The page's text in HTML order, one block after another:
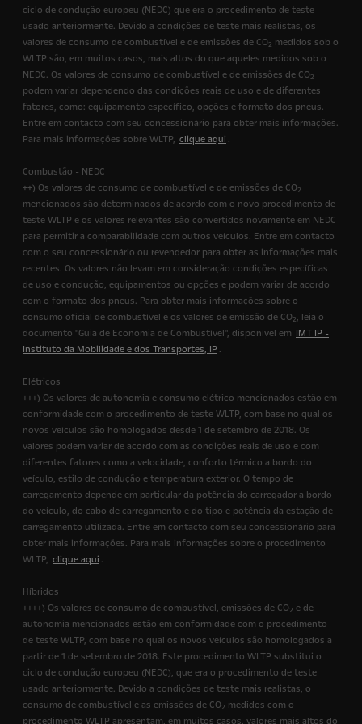
ciclo de condução europeu (NEDC) que era o procedimento de teste
usado anteriormente. Devido a condições de teste mais realistas, os
valores de consumo de combustível e de emissões de CO2 medidos sob o
WLTP são, em muitos casos, mais altos do que aqueles medidos sob o
NEDC. Os valores de consumo de combustível e de emissões de CO2
podem variar dependendo das condições reais de uso e de diferentes
fatores, como: equipamento específico, opções e formato dos pneus.
Entre em contacto com seu concessionário para obter mais informações.
Para mais informações sobre WLTP, clique aqui .
Combustão - NEDC
++) Os valores de consumo de combustível e de emissões de CO2
mencionados são determinados de acordo com o novo procedimento de
teste WLTP e os valores relevantes são convertidos novamente em NEDC
para permitir a comparabilidade com outros veículos. Entre em contacto
com o seu concessionário ou revendedor para obter as informações mais
recentes. Os valores não levam em consideração condições específicas
de uso e condução, equipamentos ou opções e podem variar de acordo
com o formato dos pneus. Para obter mais informações sobre o
consumo oficial de combustível e os valores de emissão de CO2, leia o
documento "Guia de Economia de Combustível", disponível em IMT IP -
Instituto da Mobilidade e dos Transportes, IP .
Elétricos
+++) Os valores de autonomia e consumo elétrico mencionados estão em
conformidade com o procedimento de teste WLTP, com base no qual os
novos veículos são homologados desde 1 de setembro de 2018. Os
valores podem variar de acordo com as condições reais de uso e com
diferentes fatores como a velocidade, conforto térmico a bordo do
veículo, estilo de condução e temperatura exterior. O tempo de
carregamento depende em particular da potência do carregador a bordo
do veículo, do cabo de carregamento e do tipo e potência da estação de
carregamento utilizada. Entre em contacto com seu concessionário para
obter mais informações. Para mais informações sobre o procedimento
WLTP, clique aqui .
Híbridos
++++) Os valores de consumo de combustível, emissões de CO2 e de
autonomia mencionados estão em conformidade com o procedimento
de teste WLTP, com base no qual os novos veículos são homologados a
partir de 1 de setembro de 2018. Este procedimento WLTP substitui o
ciclo de condução europeu (NEDC), que era o procedimento de teste
usado anteriormente. Devido a condições de teste mais realistas, o
consumo de combustível e as emissões de CO2 medidos com o
procedimento WLTP apresentam, em muitos casos, valores mais altos do